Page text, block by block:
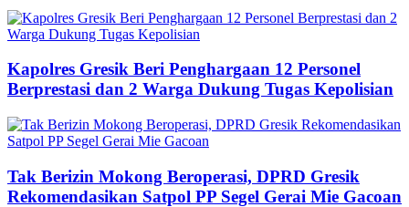
Kapolres Gresik Beri Penghargaan 12 Personel
Berprestasi dan 2 Warga Dukung Tugas Kepolisian
Tak Berizin Mokong Beroperasi, DPRD Gresik
Rekomendasikan Satpol PP Segel Gerai Mie Gacoan